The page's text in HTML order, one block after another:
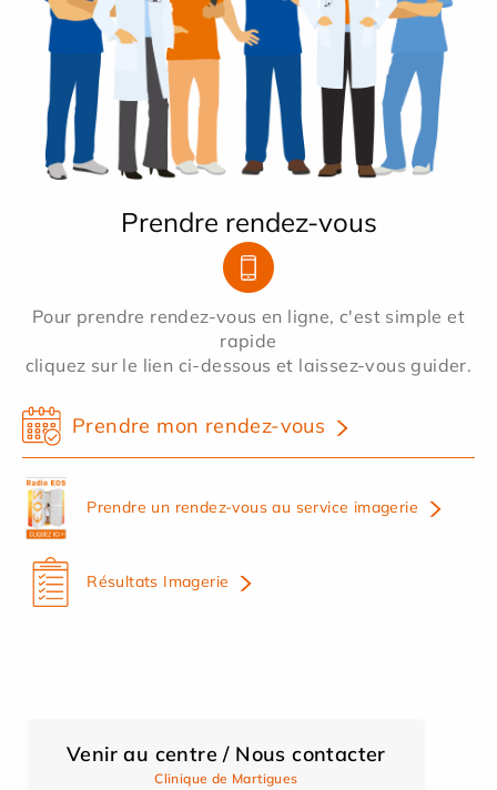
Prendre rendez-vous
Pour prendre rendez-vous en ligne, c'est simple et
rapide
cliquez sur le lien ci-dessous et laissez-vous guider.
Prendre mon rendez-vous
Prendre un rendez-vous au service imagerie
Résultats Imagerie
Venir au centre / Nous contacter
Clinique de Martigues